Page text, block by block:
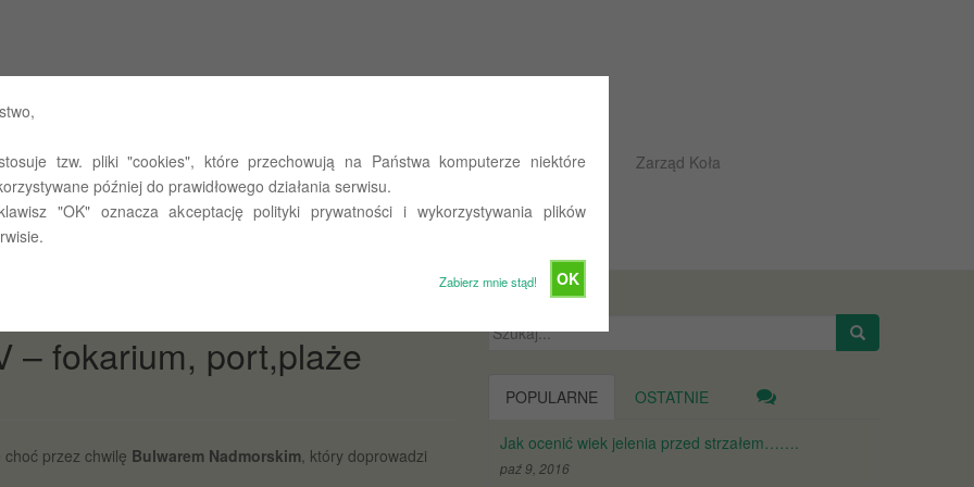
tzw. pliki "cookies", które przechowują na Państwa komputerze niektóre
później do prawidłowego działania serwisu.
"OK" oznacza akceptację polityki prywatności i wykorzystywania plików
OK
Zabierz mnie stąd!
w Olsztynie
takie miejsce… O nas Untitled Polityka prywatności Rajdowe przepisy Zarząd Koła
– fokarium, port,plaże
przez chwilę Bulwarem Nadmorskim, który doprowadzi
POPULARNE OSTATNIE
Jak ocenić wiek jelenia przed strzałem…….
paź 9, 2016